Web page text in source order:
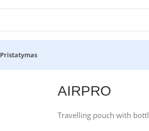
Pristatymas
AIRPRO
Travelling pouch with